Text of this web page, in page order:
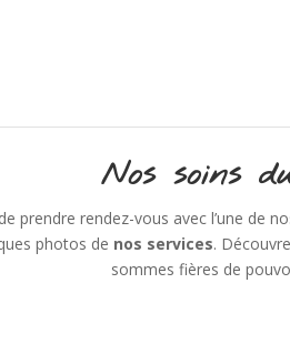
Nos soins
prendre rendez-vous avec l’une de
photos de nos services.
sommes fières de